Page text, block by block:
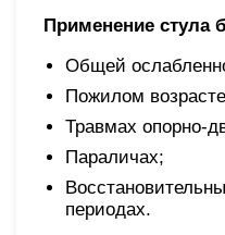
Применение стула
Общей
Пожилом
Травмах опорно-
Параличах;
периодах.